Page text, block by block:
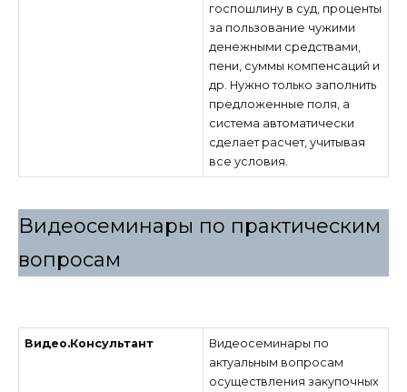
госпошлину в суд, проценты
за пользование чужими
денежными средствами,
пени, суммы компенсаций и
др. Нужно только заполнить
предложенные поля, а
система автоматически
сделает расчет, учитывая
все условия.
Видеосеминары по практическим
вопросам
Видео.Консультант
Видеосеминары по
актуальным вопросам
осуществления закупочных